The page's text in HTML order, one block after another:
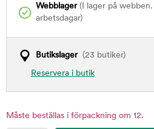
Webblager(I lager på webben.
arbetsdagar)
Butikslager(23 butiker)
Reservera i butik
Måste beställas i förpackning om 12.